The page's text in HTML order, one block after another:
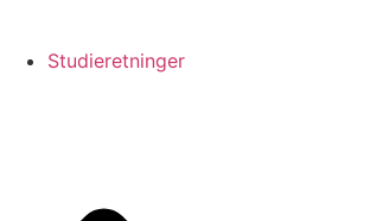
Studieretninger